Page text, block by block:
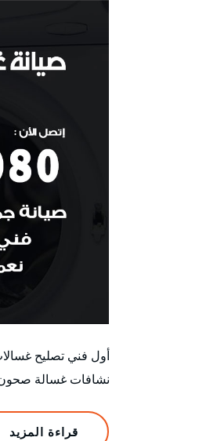
أول فني تصليح
نشافات غسالة صحون
قراءة المزيد